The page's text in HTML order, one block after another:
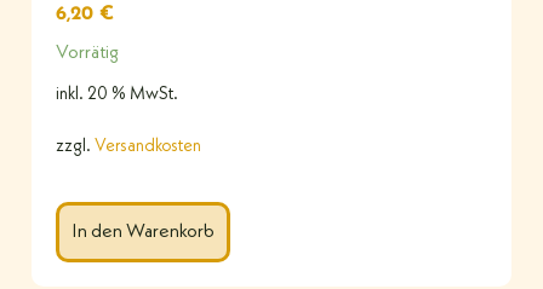
6,20 €
Vorrätig
inkl. 20 % MwSt.
zzgl. Versandkosten
In den Warenkorb